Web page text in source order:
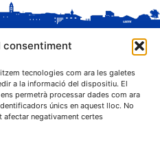
consentiment
tecnologies com ara les galetes
a la informació del dispositiu. El
permetrà processar dades com ara
únics en aquest lloc. No
negativament certes
(Pla d'Urgell)